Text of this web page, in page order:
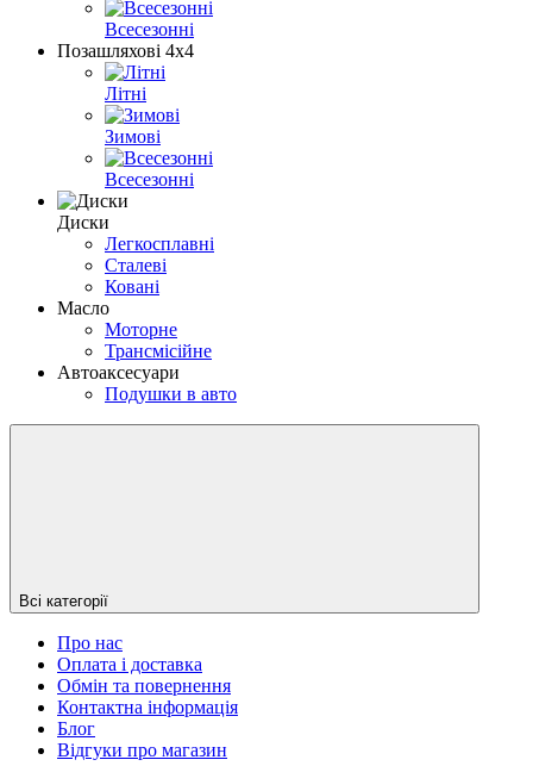
Всесезонні
Позашляхові 4х4
Літні
Зимові
Всесезонні
Диски
Легкосплавні
Сталеві
Ковані
Масло
Моторне
Трансмісійне
Автоаксесуари
Подушки в авто
Всі категорії
Про нас
Оплата і доставка
Обмін та повернення
Контактна інформація
Блог
Відгуки про магазин